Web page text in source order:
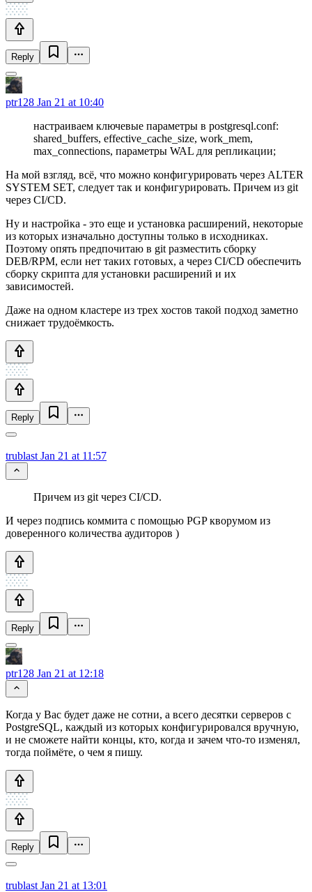
Reply
ptr128 Jan 21 at 10:40
настраиваем ключевые параметры в postgresql.conf:
shared_buffers, effective_cache_size, work_mem,
max_connections, параметры WAL для репликации;
На мой взгляд, всё, что можно конфигурировать через ALTER
SYSTEM SET, следует так и конфигурировать. Причем из git
через CI/CD.
Ну и настройка - это еще и установка расширений, некоторые
из которых изначально доступны только в исходниках.
Поэтому опять предпочитаю в git разместить сборку
DEB/RPM, если нет таких готовых, а через CI/CD обеспечить
сборку скрипта для установки расширений и их
зависимостей.
Даже на одном кластере из трех хостов такой подход заметно
снижает трудоёмкость.
Reply
trublast Jan 21 at 11:57
Причем из git через CI/CD.
И через подпись коммита с помощью PGP кворумом из
доверенного количества аудиторов )
Reply
ptr128 Jan 21 at 12:18
Когда у Вас будет даже не сотни, а всего десятки серверов с
PostgreSQL, каждый из которых конфигурировался вручную,
и не сможете найти концы, кто, когда и зачем что-то изменял,
тогда поймёте, о чем я пишу.
Reply
trublast Jan 21 at 13:01